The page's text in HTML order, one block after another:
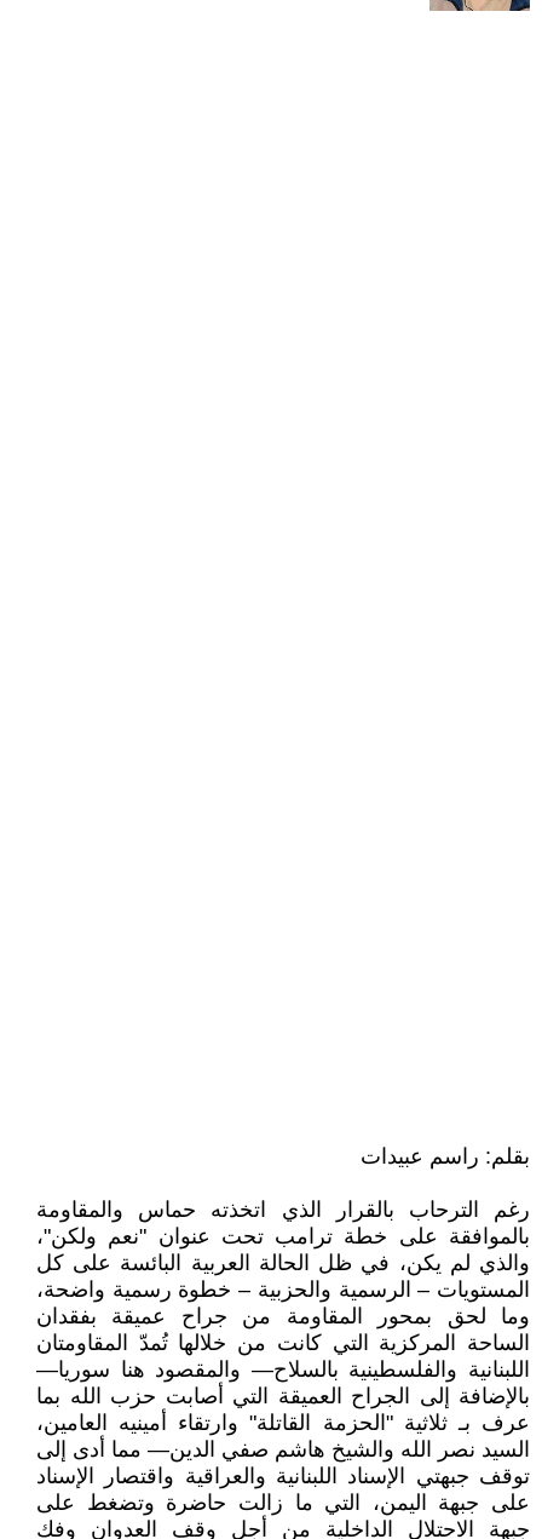
بقلم: راسم عبيدات
رغم الترحاب بالقرار الذي اتخذته حماس والمقاومة
بالموافقة على خطة ترامب تحت عنوان "نعم ولكن"،
والذي لم يكن، في ظل الحالة العربية البائسة على كل
المستويات – الرسمية والحزبية – خطوة رسمية واضحة،
وما لحق بمحور المقاومة من جراح عميقة بفقدان
الساحة المركزية التي كانت من خلالها تُمدّ المقاومتان
اللبنانية والفلسطينية بالسلاح— والمقصود هنا سوريا—
بالإضافة إلى الجراح العميقة التي أصابت حزب الله بما
عرف بـ ثلاثية "الحزمة القاتلة" وارتقاء أمينيه العامين،
السيد نصر الله والشيخ هاشم صفي الدين— مما أدى إلى
توقف جبهتي الإسناد اللبنانية والعراقية واقتصار الإسناد
على جبهة اليمن، التي ما زالت حاضرة وتضغط على
جبهة الاحتلال الداخلية من أجل وقف العدوان وفك